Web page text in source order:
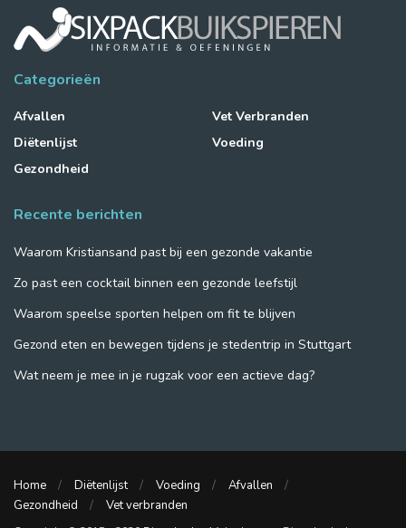
Categorieën
Afvallen
Diëtenlijst
Gezondheid
Vet Verbranden
Voeding
Recente berichten
Waarom Kristiansand past bij een gezonde vakantie
Zo past een cocktail binnen een gezonde leefstijl
Waarom speelse sporten helpen om fit te blijven
Gezond eten en bewegen tijdens je stedentrip in Stuttgart
Wat neem je mee in je rugzak voor een actieve dag?
Home Diëtenlijst Voeding
Afvallen
Gezondheid
Vet verbranden